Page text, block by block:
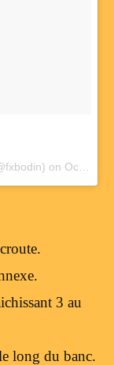
on Oct 9, 2016 at 6:11am PDT
3 au
long du banc.